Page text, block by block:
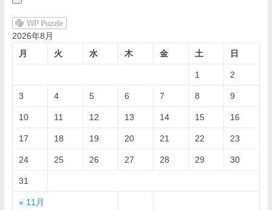
2026年8月
月
火 水 木 金 土 日
« 11月
1 2
3 4 5 6 7 8 9
10 11 12 13 14 15 16
17 18 19 20 21 22 23
24 25 26 27 28 29 30
31